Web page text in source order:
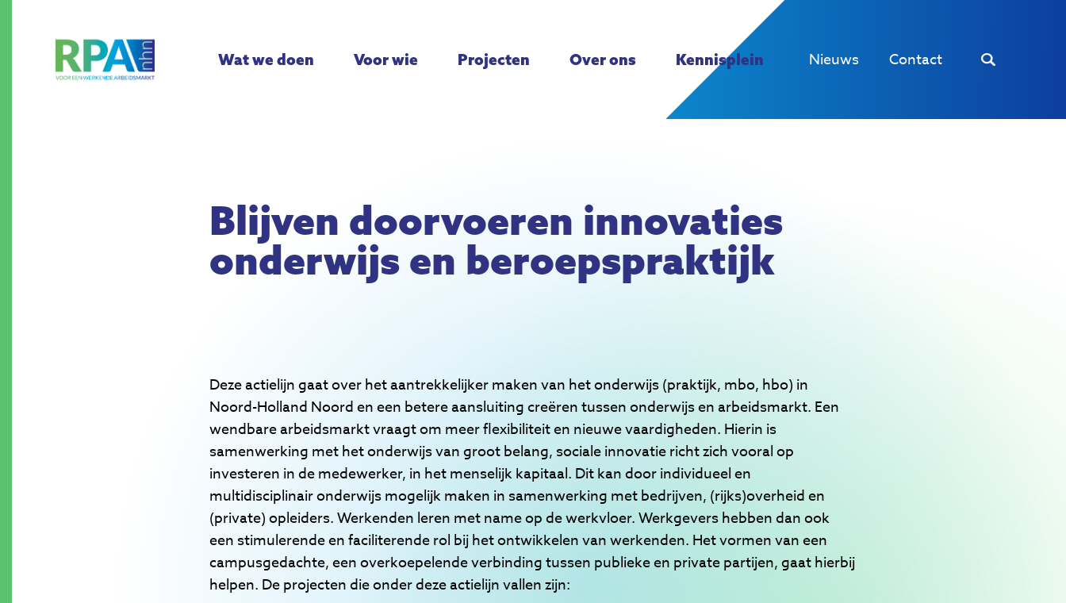
Wat we doen Voor wie Projecten Over ons Kennisplein Nieuws Contact
Blijven doorvoeren innovaties
onderwijs en beroepspraktijk
Deze actielijn gaat over het aantrekkelijker maken van het onderwijs (praktijk, mbo, hbo) in
Noord-Holland Noord en een betere aansluiting creëren tussen onderwijs en arbeidsmarkt. Een
wendbare arbeidsmarkt vraagt om meer flexibiliteit en nieuwe vaardigheden. Hierin is
samenwerking met het onderwijs van groot belang, sociale innovatie richt zich vooral op
investeren in de medewerker, in het menselijk kapitaal. Dit kan door individueel en
multidisciplinair onderwijs mogelijk maken in samenwerking met bedrijven, (rijks)overheid en
(private) opleiders. Werkenden leren met name op de werkvloer. Werkgevers hebben dan ook
een stimulerende en faciliterende rol bij het ontwikkelen van werkenden. Het vormen van een
campusgedachte, een overkoepelende verbinding tussen publieke en private partijen, gaat hierbij
helpen. De projecten die onder deze actielijn vallen zijn: